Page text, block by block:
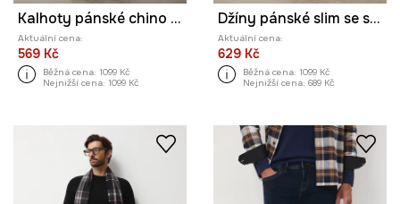
Kalhoty pánské chino s melírováním
Aktuální cena:
569 Kč
Běžná cena: 1099 Kč
Nejnižší cena: 1099 Kč
Džíny pánské slim se sepraným efektem
Aktuální cena:
629 Kč
Běžná cena: 1099 Kč
Nejnižší cena: 689 Kč